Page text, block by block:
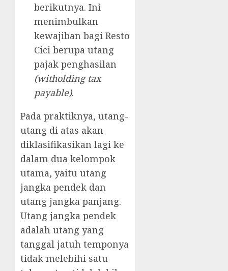
berikutnya. Ini
menimbulkan
kewajiban bagi Resto
Cici berupa utang
pajak penghasilan
(witholding tax
payable).
Pada praktiknya, utang-
utang di atas akan
diklasifikasikan lagi ke
dalam dua kelompok
utama, yaitu utang
jangka pendek dan
utang jangka panjang.
Utang jangka pendek
adalah utang yang
tanggal jatuh temponya
tidak melebihi satu